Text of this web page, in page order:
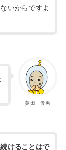
いからですよ
黄田 優男
けることはで